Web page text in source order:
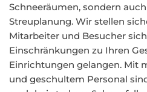
Schneeräumen, sondern
Streuplanung. Wir stellen
Mitarbeiter und Besucher
Einschränkungen zu Ihren
Einrichtungen gelangen. Mit
und geschultem Personal